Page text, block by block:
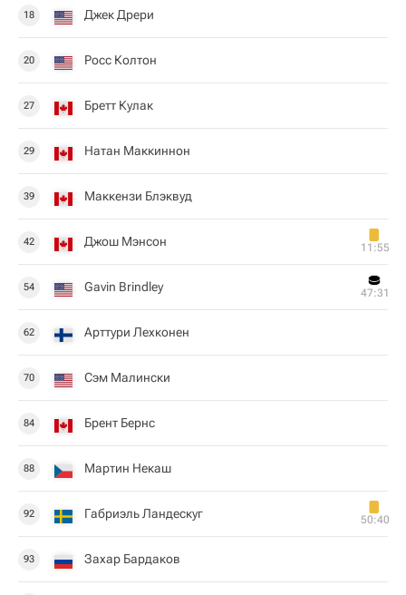
18 Джек Дрери
20 Росс Колтон
27 Бретт Кулак
29 Натан Маккиннон
39 Маккензи Блэквуд
42 Джош Мэнсон 11:55
54 Gavin Brindley 47:31
62 Арттури Лехконен
70 Сэм Малински
84 Брент Бернс
88 Мартин Некаш
92 Габриэль Ландескуг 50:40
93 Захар Бардаков